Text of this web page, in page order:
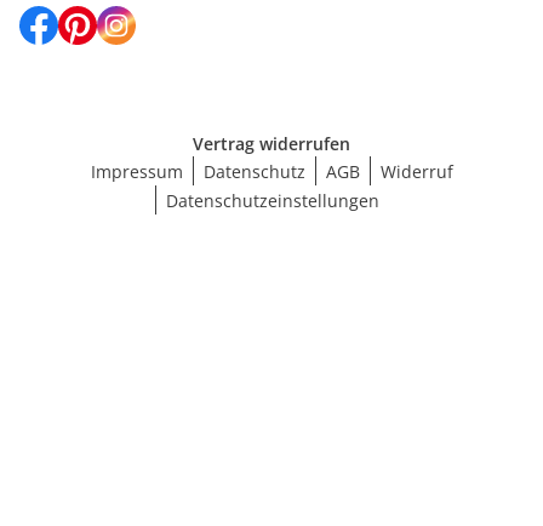
Vertrag widerrufen
Impressum
Datenschutz AGB
Widerruf
Datenschutzeinstellungen